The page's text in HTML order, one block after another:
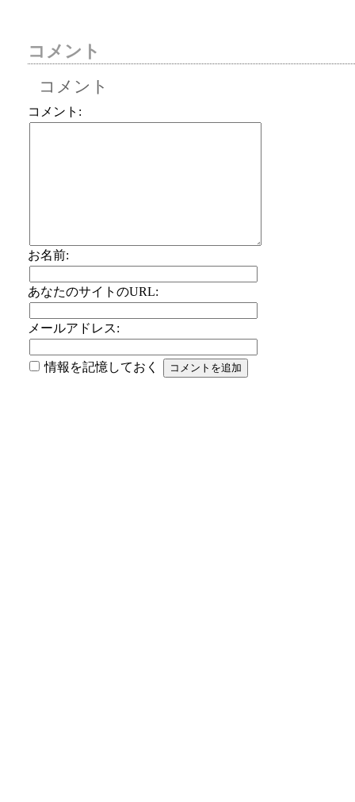
コメント
コメント
コメント:
お名前:
あなたのサイトのURL:
メールアドレス:
情報を記憶しておく